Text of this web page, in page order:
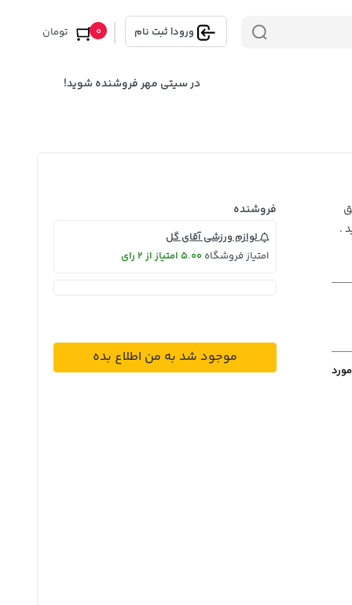
ورود| ثبت نام تومان 0
در سیتی مهر فروشنده شوید!
.
فروشنده
لوازم ورزشی آقای گل
امتیاز فروشگاه5.00 امتیاز از 2 رای
موجود شد به من اطلاع بده